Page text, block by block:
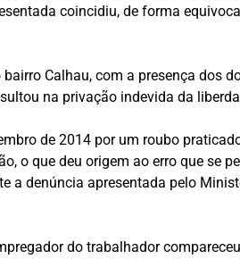
coincidiu, de forma
Calhau, com a presença dos
na privação indevida da
de 2014 por um roubo
o que deu origem ao erro que se
a denúncia apresentada pelo
do trabalhador